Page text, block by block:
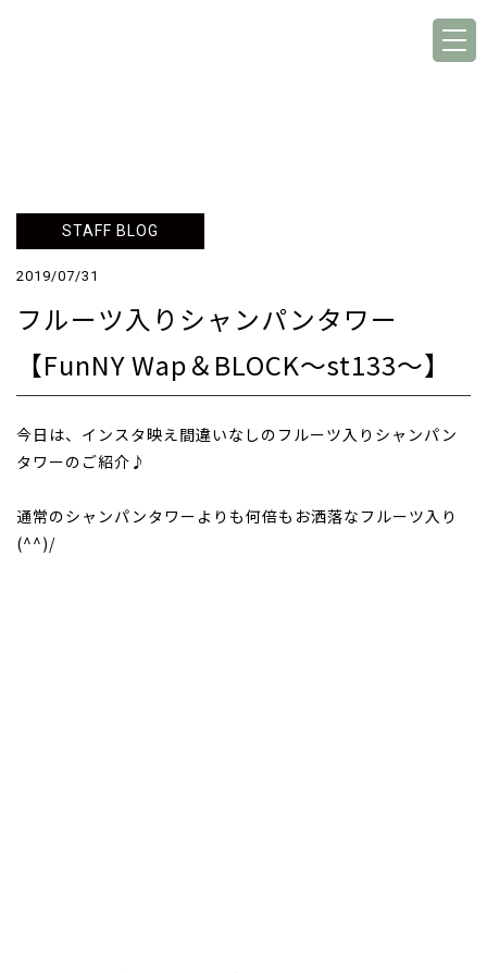
STAFF BLOG
2019/07/31
フルーツ入りシャンパンタワー
【FunNY Wap＆BLOCK～st133～】
今日は、インスタ映え間違いなしのフルーツ入りシャンパン
タワーのご紹介♪
通常のシャンパンタワーよりも何倍もお洒落なフルーツ入り
(^^)/